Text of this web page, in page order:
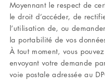
Moyennant le respect de
le droit d’accéder, de
l’utilisation de, ou
la portabilité de vos
À tout moment, vous
envoyant votre demande
voie postale adressée au